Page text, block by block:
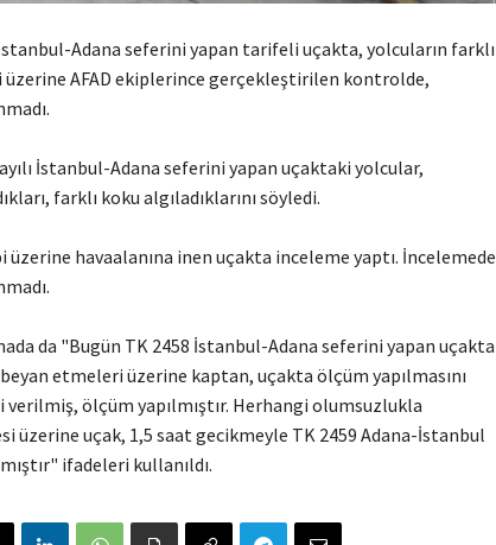
Adana seferini yapan tarifeli uçakta, yolcuların farklı
üzerine AFAD ekiplerince gerçekleştirilen kontrolde,
İstanbul-Adana seferini yapan uçaktaki yolcular,
farklı koku algıladıklarını söyledi.
havaalanına inen uçakta inceleme yaptı. İncelemede
da "Bugün TK 2458 İstanbul-Adana seferini yapan uçakta
etmeleri üzerine kaptan, uçakta ölçüm yapılmasını
ölçüm yapılmıştır. Herhangi olumsuzlukla
üzerine uçak, 1,5 saat gecikmeyle TK 2459 Adana-İstanbul
ifadeleri kullanıldı.